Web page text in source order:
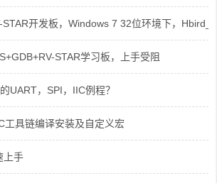
STAR开发板，Windows 7 32位环境下，
STAR学习板，上手受阻
UART，SPI，IIC例程？
工具链编译安装及自定义宏
上手